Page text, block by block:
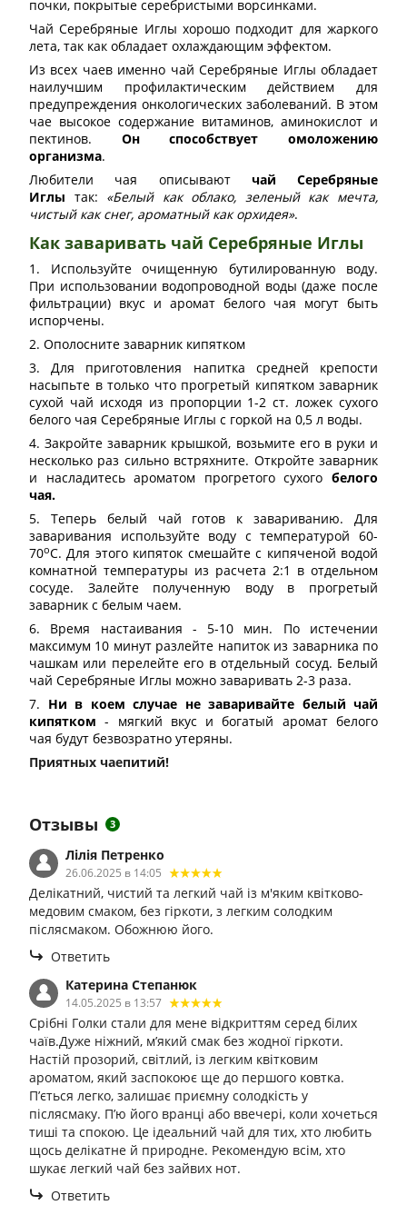
почки, покрытые серебристыми ворсинками.
Чай Серебряные Иглы хорошо подходит для жаркого
лета, так как обладает охлаждающим эффектом.
Из всех чаев именно чай Серебряные Иглы обладает
наилучшим профилактическим действием для
предупреждения онкологических заболеваний. В этом
чае высокое содержание витаминов, аминокислот и
пектинов. Он способствует омоложению
организма.
Любители чая описывают чай Серебряные
Иглы так: «Белый как облако, зеленый как мечта,
чистый как снег, ароматный как орхидея».
Как заваривать чай Серебряные Иглы
1. Используйте очищенную бутилированную воду.
При использовании водопроводной воды (даже после
фильтрации) вкус и аромат белого чая могут быть
испорчены.
2. Ополосните заварник кипятком
3. Для приготовления напитка средней крепости
насыпьте в только что прогретый кипятком заварник
сухой чай исходя из пропорции 1-2 ст. ложек сухого
белого чая Серебряные Иглы с горкой на 0,5 л воды.
4. Закройте заварник крышкой, возьмите его в руки и
несколько раз сильно встряхните. Откройте заварник
и насладитесь ароматом прогретого сухого белого
чая.
5. Теперь белый чай готов к завариванию. Для
заваривания используйте воду с температурой 60-
70оС. Для этого кипяток смешайте с кипяченой водой
комнатной температуры из расчета 2:1 в отдельном
сосуде. Залейте полученную воду в прогретый
заварник с белым чаем.
6. Время настаивания - 5-10 мин. По истечении
максимум 10 минут разлейте напиток из заварника по
чашкам или перелейте его в отдельный сосуд. Белый
чай Серебряные Иглы можно заваривать 2-3 раза.
7. Ни в коем случае не заваривайте белый чай
кипятком - мягкий вкус и богатый аромат белого
чая будут безвозратно утеряны.
Приятных чаепитий!
Отзывы 3
Лілія Петренко
26.06.2025 в 14:05
Делікатний, чистий та легкий чай із м'яким квітково-
медовим смаком, без гіркоти, з легким солодким
післясмаком. Обожнюю його.
Ответить
Катерина Степанюк
14.05.2025 в 13:57
Срібні Голки стали для мене відкриттям серед білих
чаїв.Дуже ніжний, м’який смак без жодної гіркоти.
Настій прозорий, світлий, із легким квітковим
ароматом, який заспокоює ще до першого ковтка.
П’ється легко, залишає приємну солодкість у
післясмаку. П’ю його вранці або ввечері, коли хочеться
тиші та спокою. Це ідеальний чай для тих, хто любить
щось делікатне й природне. Рекомендую всім, хто
шукає легкий чай без зайвих нот.
Ответить